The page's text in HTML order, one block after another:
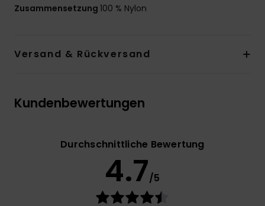
Zusammensetzung 100 % Nylon
Versand & Rückversand
Kundenbewertungen
Durchschnittliche Bewertung
4.7/5